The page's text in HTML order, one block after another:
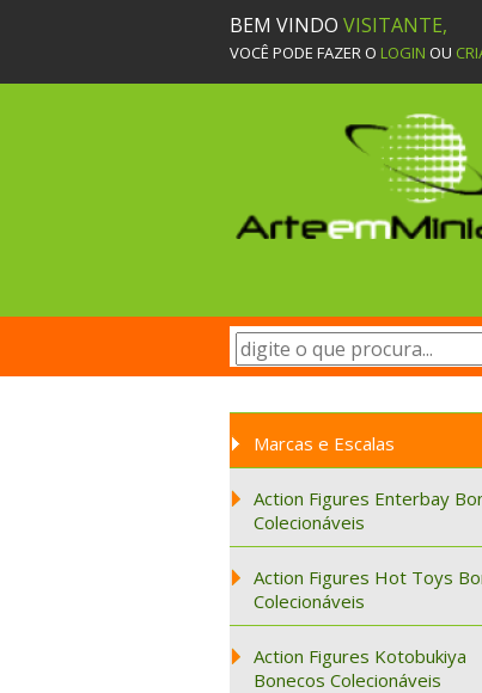
BEM VINDO VISITANTE,
VOCÊ PODE FAZER O LOGIN OU
Marcas e Escalas
Action Figures Enterbay
Colecionáveis
Action Figures Hot Toys
Colecionáveis
Action Figures Kotobukiya
Bonecos Colecionáveis